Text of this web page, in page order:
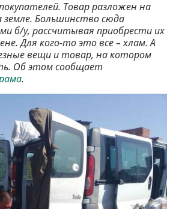
Товар разложен на
земле. Большинство сюда
б/у, рассчитывая приобрести их
Для кого-то это все – хлам. А
вещи и товар, на котором
Об этом сообщает
.